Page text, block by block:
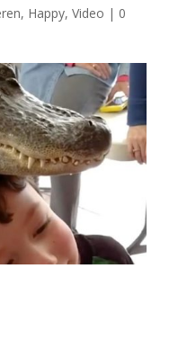
, Happy, Video | 0